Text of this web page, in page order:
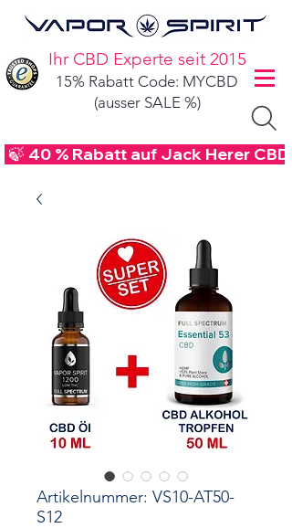
Ihr CBD Experte seit 2015
15% Rabatt Code: MYCBD
(ausser SALE %)
🍃 40 % Rabatt auf Jack Herer
Artikelnummer: VS10-AT50-
S12